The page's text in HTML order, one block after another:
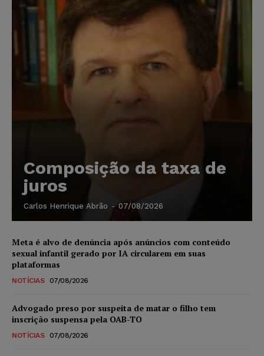
Composição da taxa de
juros
Carlos Henrique Abrão - 07/08/2026
Meta é alvo de denúncia após anúncios com conteúdo
sexual infantil gerado por IA circularem em suas
plataformas
NOTÍCIAS 07/08/2026
Advogado preso por suspeita de matar o filho tem
inscrição suspensa pela OAB-TO
NOTÍCIAS 07/08/2026